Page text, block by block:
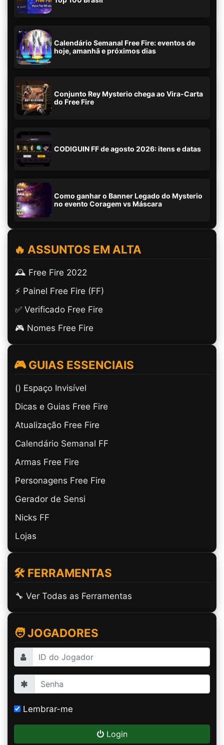
Calendário Semanal Free Fire: eventos de
hoje, amanhã e próximos dias
Conjunto Rey Mysterio chega ao Vira-Carta
do Free Fire
CODIGUIN FF de agosto 2026: itens e datas
Como ganhar o Banner Legado do Mysterio
no evento Coragem vs Máscara
🔥 ASSUNTOS EM ALTA
🕰️ Free Fire 2022
⚡ Painel Free Fire (FF)
✅ Verificado Free Fire
🎮 Nomes Free Fire
🎮 GUIAS ESSENCIAIS
(ㅤ) Espaço Invisível
Dicas e Guias Free Fire
Atualização Free Fire
Calendário Semanal FF
Armas Free Fire
Personagens Free Fire
Gerador de Sensi
Nicks FF
Lojas
🛠️ FERRAMENTAS
🔧 Ver Todas as Ferramentas
🧑 JOGADORES
Lembrar-me
Login